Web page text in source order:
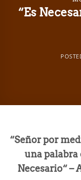
“Es
“Señor por
una palabra
Necesario“ –